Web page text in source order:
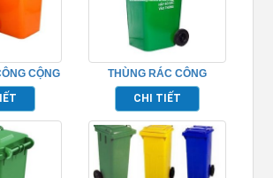
CỘNG
THÙNG RÁC CÔNG
NGHIỆP 120L – TPTR120L
CHI TIẾT